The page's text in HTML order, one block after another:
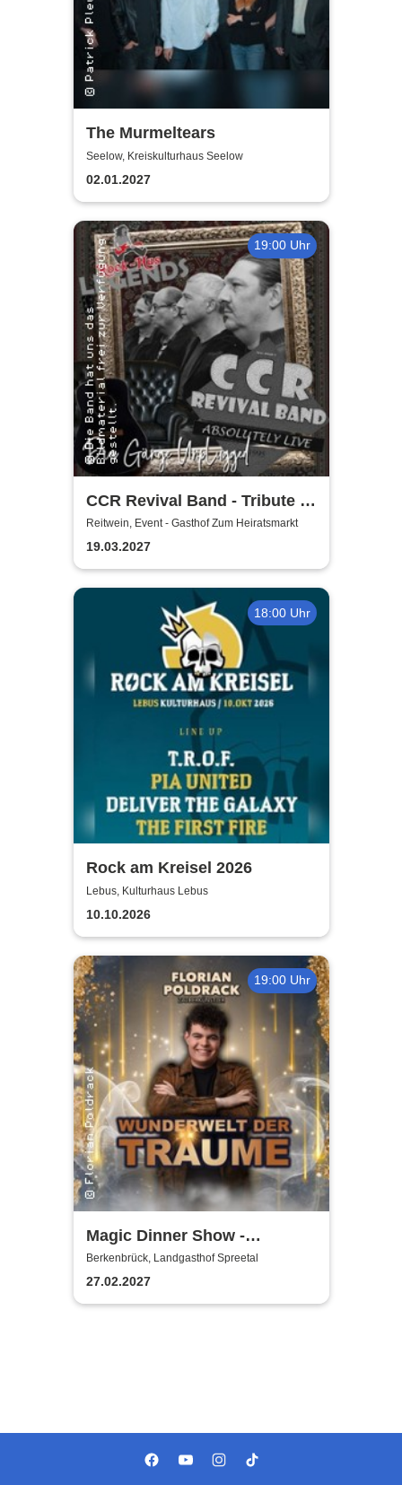
The Murmeltears
Seelow, Kreiskulturhaus Seelow
02.01.2027
19:00 Uhr
CCR Revival Band - Tribute to
Creedence Clearwater Revival
Reitwein, Event - Gasthof Zum Heiratsmarkt
19.03.2027
18:00 Uhr
Rock am Kreisel 2026
Lebus, Kulturhaus Lebus
10.10.2026
19:00 Uhr
Magic Dinner Show -
WUNDERWELT DER TRÄUME
| Florian Poldrack
Zauberkunst
Berkenbrück, Landgasthof Spreetal
27.02.2027